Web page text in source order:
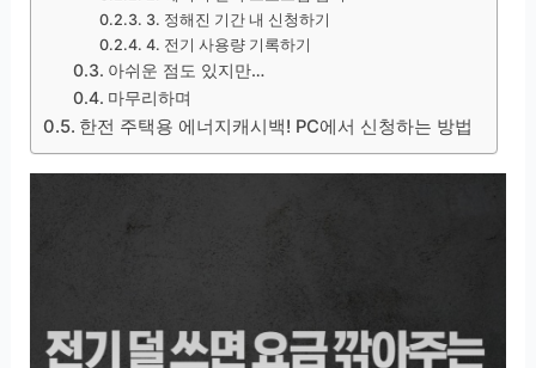
3. 정해진 기간 내 신청하기
4. 전기 사용량 기록하기
아쉬운 점도 있지만…
마무리하며
한전 주택용 에너지캐시백! PC에서 신청하는 방법